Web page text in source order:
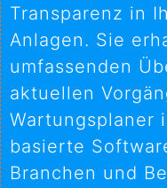
Transparenz in
Anlagen. Sie
umfassenden
aktuellen
Wartungsplaner
basierte
Branchen und